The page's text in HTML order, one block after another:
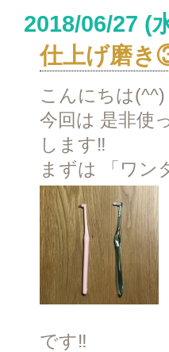
2018/06/27 (
仕上げ磨
こんにちは
今回は 是非使
します‼︎
まずは 「ワン
です‼︎